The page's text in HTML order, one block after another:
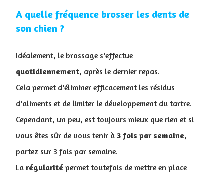
A quelle fréquence brosser les dents de
son chien ?
Idéalement, le brossage s'effectue
quotidiennement, après le dernier repas.
Cela permet d'éliminer efficacement les résidus
d'aliments et de limiter le développement du tartre.
Cependant, un peu, est toujours mieux que rien et si
vous êtes sûr de vous tenir à 3 fois par semaine,
partez sur 3 fois par semaine.
La régularité permet toutefois de mettre en place